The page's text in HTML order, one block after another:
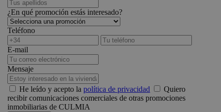
¿En qué promoción estás interesado?
Teléfono
E-mail
Mensaje
He leído y acepto lapolítica de privacidad
Quiero
recibir comunicaciones comerciales de otras promociones
inmobiliarias de CULMIA